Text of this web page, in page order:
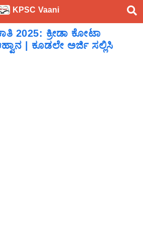
KPSC Vaani
2025: ಕ್ರೀಡಾ ಕೋಟಾ
| ಕೂಡಲೇ ಅರ್ಜಿ ಸಲ್ಲಿಸಿ